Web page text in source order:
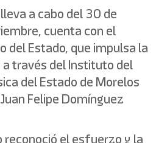
a cabo del 30 de
cuenta con el
del Estado, que impulsa la
través del Instituto del
del Estado de Morelos
Felipe Domínguez
el esfuerzo y la